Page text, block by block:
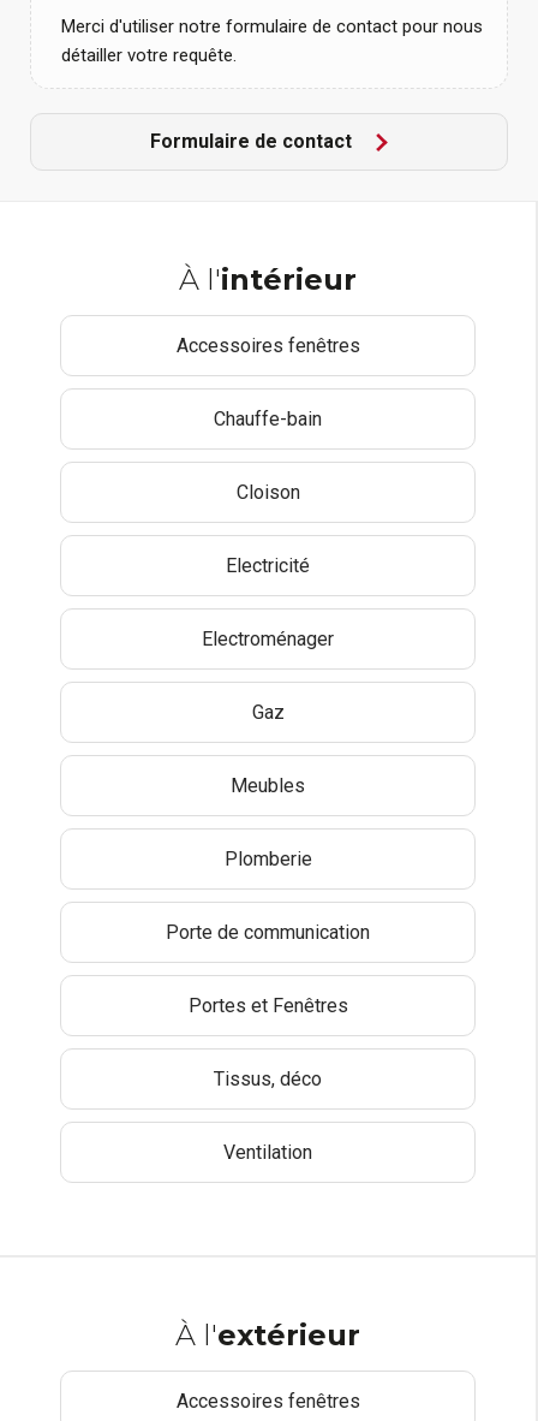
Merci d'utiliser notre formulaire de contact pour nous
détailler votre requête.
Formulaire de contact
À l'intérieur
Accessoires fenêtres
Chauffe-bain
Cloison
Electricité
Electroménager
Gaz
Meubles
Plomberie
Porte de communication
Portes et Fenêtres
Tissus, déco
Ventilation
À l'extérieur
Accessoires fenêtres